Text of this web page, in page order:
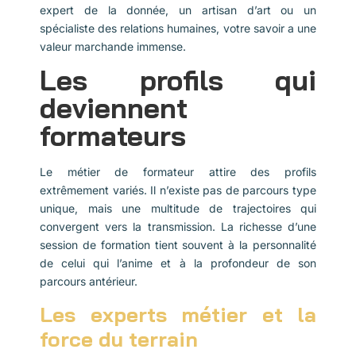
expert de la donnée, un artisan d’art ou un
spécialiste des relations humaines, votre savoir a une
valeur marchande immense.
Les profils qui
deviennent
formateurs
Le métier de formateur attire des profils
extrêmement variés. Il n’existe pas de parcours type
unique, mais une multitude de trajectoires qui
convergent vers la transmission. La richesse d’une
session de formation tient souvent à la personnalité
de celui qui l’anime et à la profondeur de son
parcours antérieur.
Les experts métier et la
force du terrain